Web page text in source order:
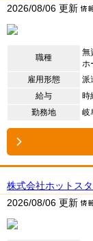
2026/08/06 更新
職種
無
ホ
雇用形態
派
給与
時
勤務地
岐
株式会社ホットス
2026/08/06 更新